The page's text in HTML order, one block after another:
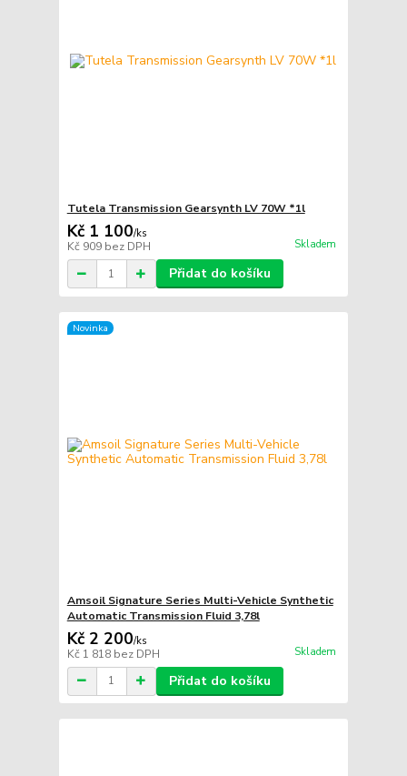
Tutela Transmission Gearsynth LV 70W *1l
Kč 1 100/ks
Kč 909 bez DPH Skladem
Přidat do košíku
Novinka
Amsoil Signature Series Multi-Vehicle Synthetic
Automatic Transmission Fluid 3,78l
Kč 2 200/ks
Kč 1 818 bez DPH Skladem
Přidat do košíku